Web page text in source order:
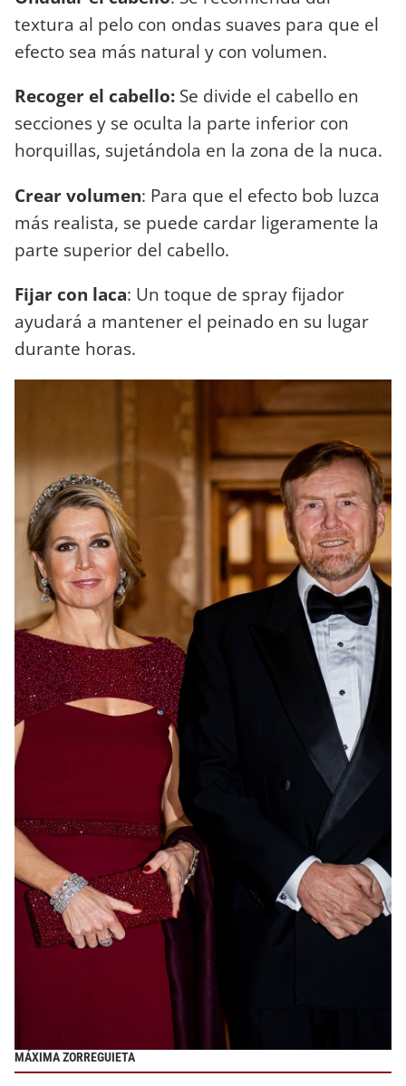
textura al pelo con ondas suaves para que el
efecto sea más natural y con volumen.
Recoger el cabello: Se divide el cabello en
secciones y se oculta la parte inferior con
horquillas, sujetándola en la zona de la nuca.
Crear volumen: Para que el efecto bob luzca
más realista, se puede cardar ligeramente la
parte superior del cabello.
Fijar con laca: Un toque de spray fijador
ayudará a mantener el peinado en su lugar
durante horas.
MÁXIMA ZORREGUIETA